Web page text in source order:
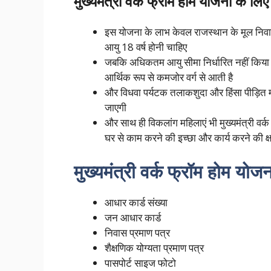
इस योजना के लाभ केवल राजस्थान के मूल
आयु 18 वर्ष होनी चाहिए
जबकि अधिकतम आयु सीमा निर्धारित नहीं
आर्थिक रूप से कमजोर वर्ग से आती है
और विधवा पर्यटक तलाकशुदा और हिंसा पीड़ित
जाएगी
और साथ ही विकलांग महिलाएं भी मुख्यमंत्री
घर से काम करने की इच्छा और कार्य करने की
मुख्यमंत्री वर्क फ्रॉम होम
आधार कार्ड संख्या
जन आधार कार्ड
निवास प्रमाण पत्र
शैक्षणिक योग्यता प्रमाण पत्र
पासपोर्ट साइज फोटो